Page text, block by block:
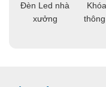
Đèn Led nhà
xưởng